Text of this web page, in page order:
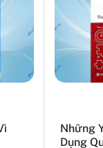
Những
Dụng